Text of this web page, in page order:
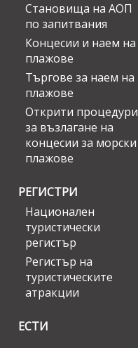
Становища на АОП
по запитвания
Концесии и наем на
плажове
Търгове за наем на
плажове
Открити процедури
за възлагане на
концесии за морски
плажове
РЕГИСТРИ
Национален
туристически
регистър
Регистър на
туристическите
атракции
ЕСТИ